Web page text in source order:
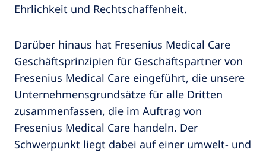
Ehrlichkeit und Rechtschaffenheit.
Darüber hinaus hat Fresenius Medical Care
Geschäftsprinzipien für Geschäftspartner von
Fresenius Medical Care eingeführt, die unsere
Unternehmensgrundsätze für alle Dritten
zusammenfassen, die im Auftrag von
Fresenius Medical Care handeln. Der
Schwerpunkt liegt dabei auf einer umwelt- und